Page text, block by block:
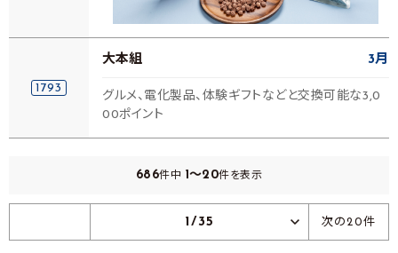
1793
大本組 3月
グルメ、電化製品、体験ギフトなどと交換可能な3,0
00ポイント
686件中 1～20件を表示
1/35 次の20件